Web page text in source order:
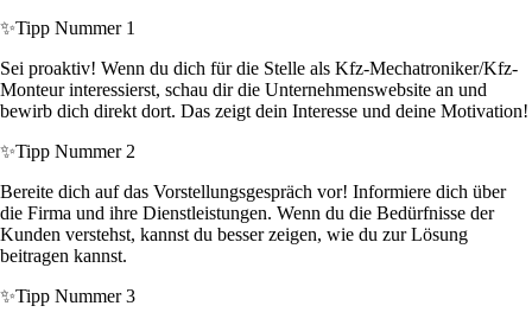
✨Tipp Nummer 1
Sei proaktiv! Wenn du dich für die Stelle als Kfz-Mechatroniker/Kfz-
Monteur interessierst, schau dir die Unternehmenswebsite an und
bewirb dich direkt dort. Das zeigt dein Interesse und deine Motivation!
✨Tipp Nummer 2
Bereite dich auf das Vorstellungsgespräch vor! Informiere dich über
die Firma und ihre Dienstleistungen. Wenn du die Bedürfnisse der
Kunden verstehst, kannst du besser zeigen, wie du zur Lösung
beitragen kannst.
✨Tipp Nummer 3